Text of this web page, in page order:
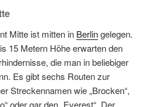
Mitte ist mitten in Berlingelegen.
15 Metern Höhe erwarten den
die man in beliebiger
Es gibt sechs Routen zur
Streckennamen wie „Brocken“,
oder gar den „Everest“. Der